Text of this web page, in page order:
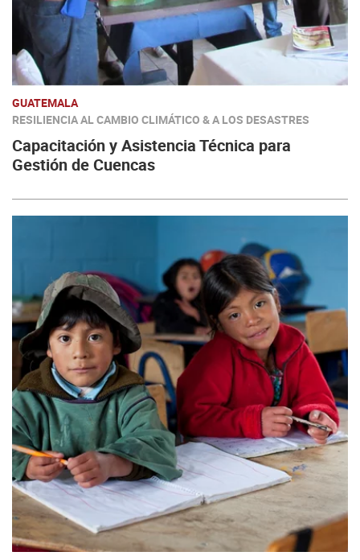
GUATEMALA
RESILIENCIA AL CAMBIO CLIMÁTICO & A LOS DESASTRES
Capacitación y Asistencia Técnica para
Gestión de Cuencas